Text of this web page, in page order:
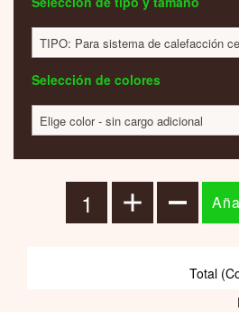
Selección de colores
Elige color - sin cargo adicional
Total